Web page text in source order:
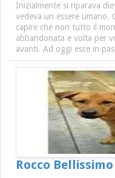
Inizialmente si riparava
vedeva un essere umano.
capire che non tutto il
abbandonata e volta per
avanti. Ad oggi esce in
Rocco